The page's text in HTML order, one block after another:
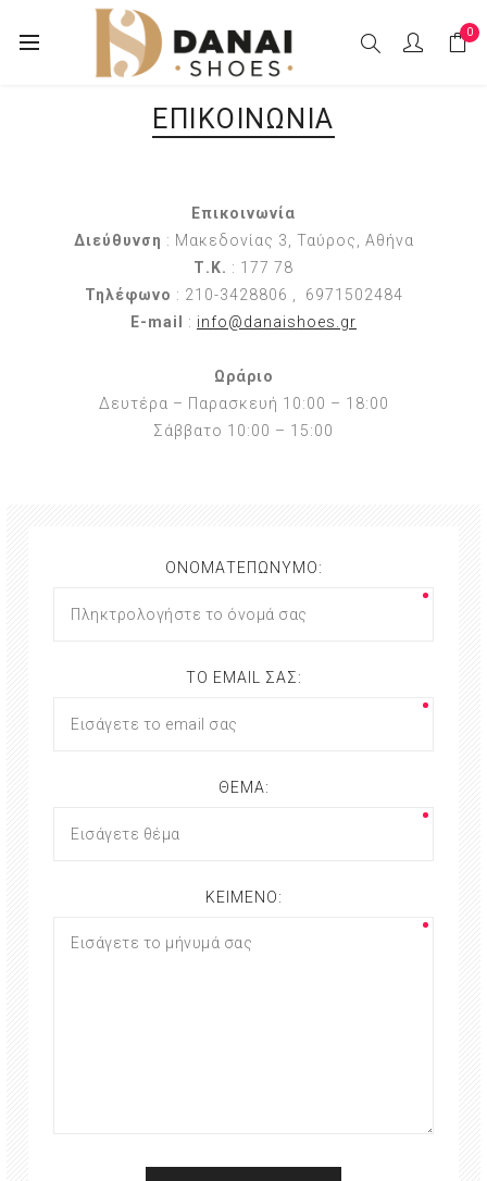
0
ΕΠΙΚΟΙΝΩΝΊΑ
Επικοινωνία
Διεύθυνση : Μακεδονίας 3, Ταύρος, Αθήνα
Τ.Κ. : 177 78
Τηλέφωνο : 210-3428806 , 6971502484
E-mail
: info@danaishoes.gr
Ωράριο
Δευτέρα – Παρασκευή 10:00 – 18:00
Σάββατο 10:00 – 15:00
ΟΝΟΜΑΤΕΠΏΝΥΜΟ:
ΤΟ EMAIL ΣΑΣ:
ΘΈΜΑ:
ΚΕΊΜΕΝΟ: